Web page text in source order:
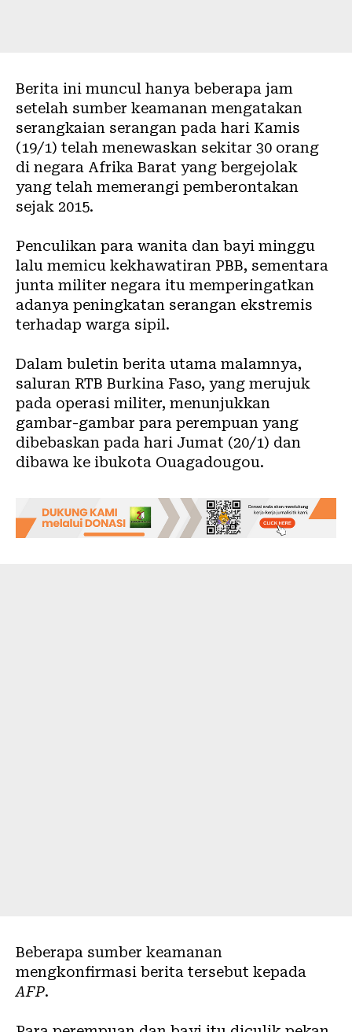
Berita ini muncul hanya beberapa jam
setelah sumber keamanan mengatakan
serangkaian serangan pada hari Kamis
(19/1) telah menewaskan sekitar 30 orang
di negara Afrika Barat yang bergejolak
yang telah memerangi pemberontakan
sejak 2015.
Penculikan para wanita dan bayi minggu
lalu memicu kekhawatiran PBB, sementara
junta militer negara itu memperingatkan
adanya peningkatan serangan ekstremis
terhadap warga sipil.
Dalam buletin berita utama malamnya,
saluran RTB Burkina Faso, yang merujuk
pada operasi militer, menunjukkan
gambar-gambar para perempuan yang
dibebaskan pada hari Jumat (20/1) dan
dibawa ke ibukota Ouagadougou.
Beberapa sumber keamanan
mengkonfirmasi berita tersebut kepada
AFP.